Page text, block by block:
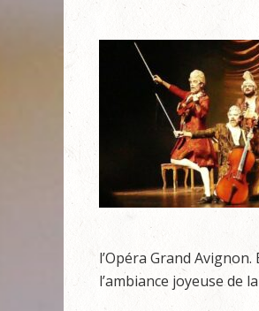
l’Opéra Grand
l’ambiance joyeuse de